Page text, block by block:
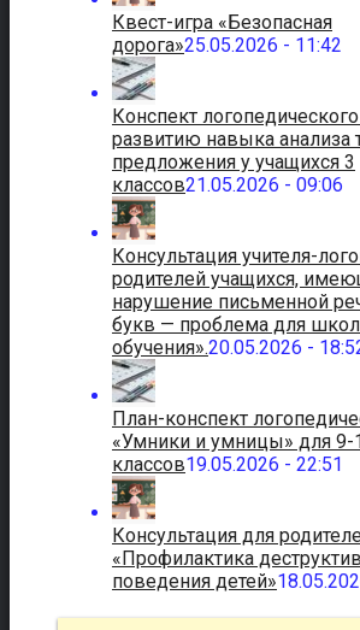
Квест-игра «Безопасная
дорога»25.05.2026 - 11:42
Конспект
развитию навыка анализа
предложения у учащихся 3
классов21.05.2026 - 09:06
Консультация учителя-
родителей учащихся,
нарушение письменной
букв — проблема для
обучения».20.05.2026 -
План-конспект
«Умники и умницы» для 9-
классов19.05.2026 - 22:51
Консультация для
«Профилактика
поведения детей»